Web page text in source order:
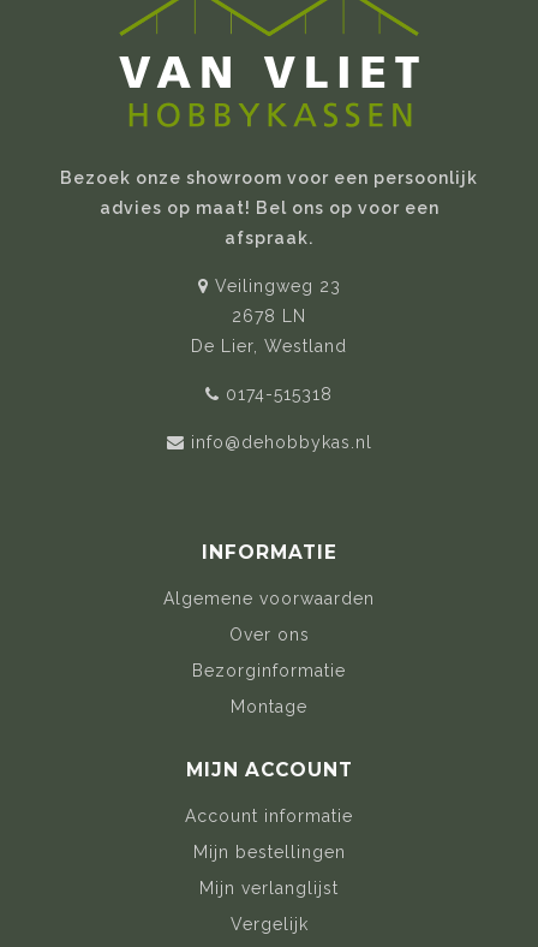
Bezoek onze showroom voor een persoonlijk
advies op maat! Bel ons op voor een
afspraak.
Veilingweg 23
2678 LN
De Lier, Westland
0174-515318
info@dehobbykas.nl
INFORMATIE
Algemene voorwaarden
Over ons
Bezorginformatie
Montage
MIJN ACCOUNT
Account informatie
Mijn bestellingen
Mijn verlanglijst
Vergelijk